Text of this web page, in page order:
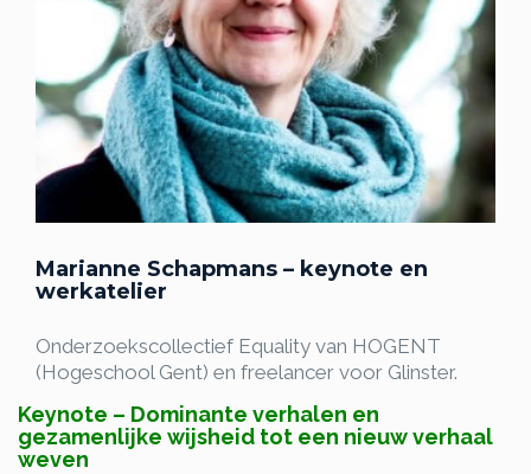
Marianne Schapmans – keynote en
werkatelier
Onderzoekscollectief Equality van HOGENT
(Hogeschool Gent) en freelancer voor Glinster.
Keynote – Dominante verhalen en
gezamenlijke wijsheid tot een nieuw verhaal
weven